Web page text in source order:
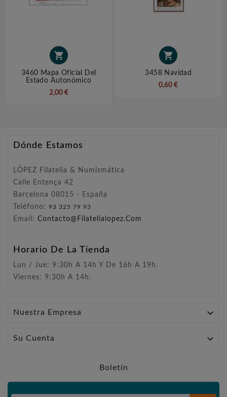

3460 Mapa Oficial Del
Estado Autonómico
2,00 €

3458 Navidad
0,60 €
Dónde Estamos
LÓPEZ Filatelia & Numismática
Calle Entença 42
Barcelona 08015 - España
Teléfono: 93 325 79 93
Email: Contacto@filatelialopez.com
Horario De La Tienda
Lun / Jue: 9:30h A 14h Y De 16h A 19h.
Viernes: 9:30h A 14h.
Nuestra Empresa 
Su Cuenta 
Boletín